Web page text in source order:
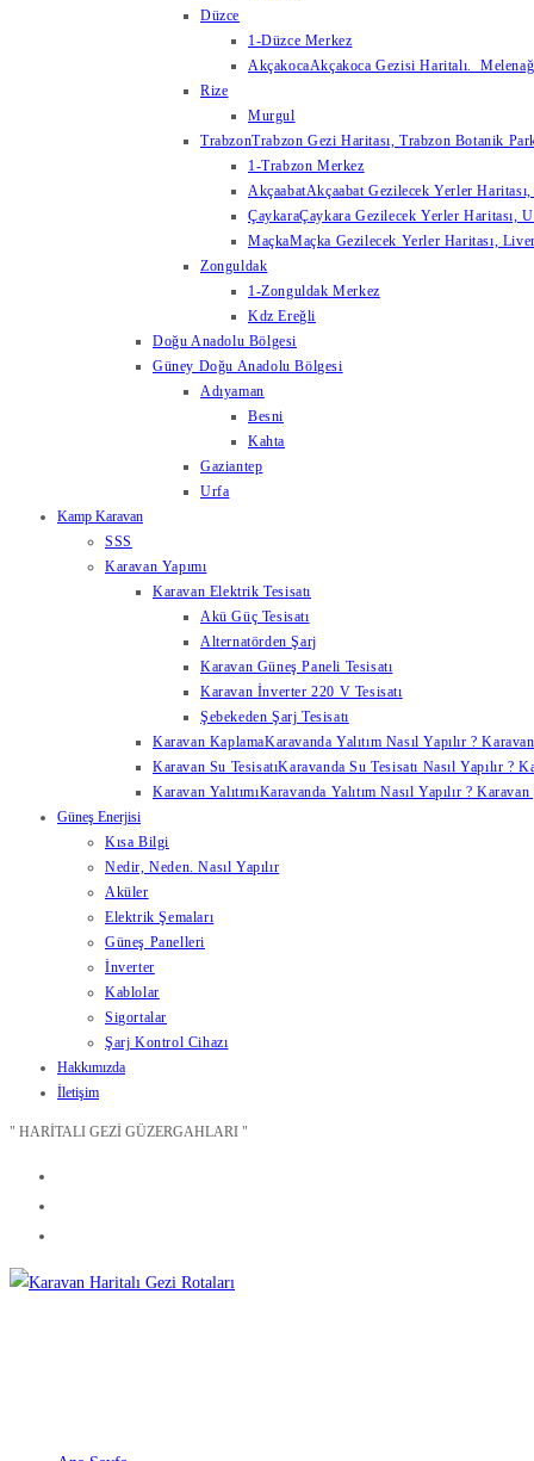
Düzce
1-Düzce Merkez
AkçakocaAkçakoca Gezisi Haritalı.
Rize
Murgul
TrabzonTrabzon Gezi Haritası, Trabzon Botanik
1-Trabzon Merkez
AkçaabatAkçaabat Gezilecek Yerler
ÇaykaraÇaykara Gezilecek Yerler Haritası,
MaçkaMaçka Gezilecek Yerler Haritası,
Zonguldak
1-Zonguldak Merkez
Kdz Ereğli
Doğu Anadolu Bölgesi
Güney Doğu Anadolu Bölgesi
Adıyaman
Besni
Kahta
Gaziantep
Urfa
Kamp Karavan
SSS
Karavan Yapımı
Karavan Elektrik Tesisatı
Akü Güç Tesisatı
Alternatörden Şarj
Karavan Güneş Paneli Tesisatı
Karavan İnverter 220 V Tesisatı
Şebekeden Şarj Tesisatı
Karavan KaplamaKaravanda Yalıtım Nasıl Yapılır ?
Karavan Su TesisatıKaravanda Su Tesisatı Nasıl Yapılır ?
Karavan YalıtımıKaravanda Yalıtım Nasıl Yapılır ?
Güneş Enerjisi
Kısa Bilgi
Nedir, Neden. Nasıl Yapılır
Aküler
Elektrik Şemaları
Güneş Panelleri
İnverter
Kablolar
Sigortalar
Şarj Kontrol Cihazı
Hakkımızda
İletişim
" HARİTALI GEZİ GÜZERGAHLARI "